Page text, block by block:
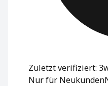
Zuletzt verifiziert:
Nur für Neukunden